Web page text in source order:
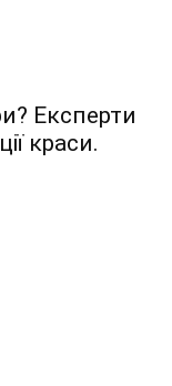
Експерти
краси.